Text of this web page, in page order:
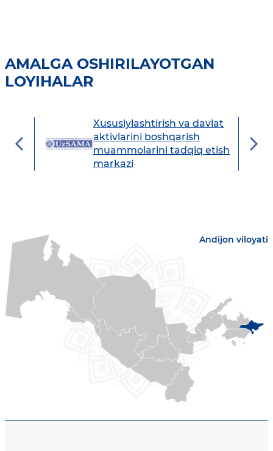
AMALGA OSHIRILAYOTGAN
LOYIHALAR
Xususiylashtirish va davlat
aktivlarini boshqarish
muammolarini tadqiq etish
markazi
Andijon viloyati